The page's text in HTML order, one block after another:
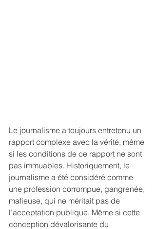
Le journalisme a toujours entretenu un
rapport complexe avec la vérité, même
si les conditions de ce rapport ne sont
pas immuables. Historiquement, le
journalisme a été considéré comme
une profession corrompue, gangrenée,
mafieuse, qui ne méritait pas de
l’acceptation publique. Même si cette
conception dévalorisante du